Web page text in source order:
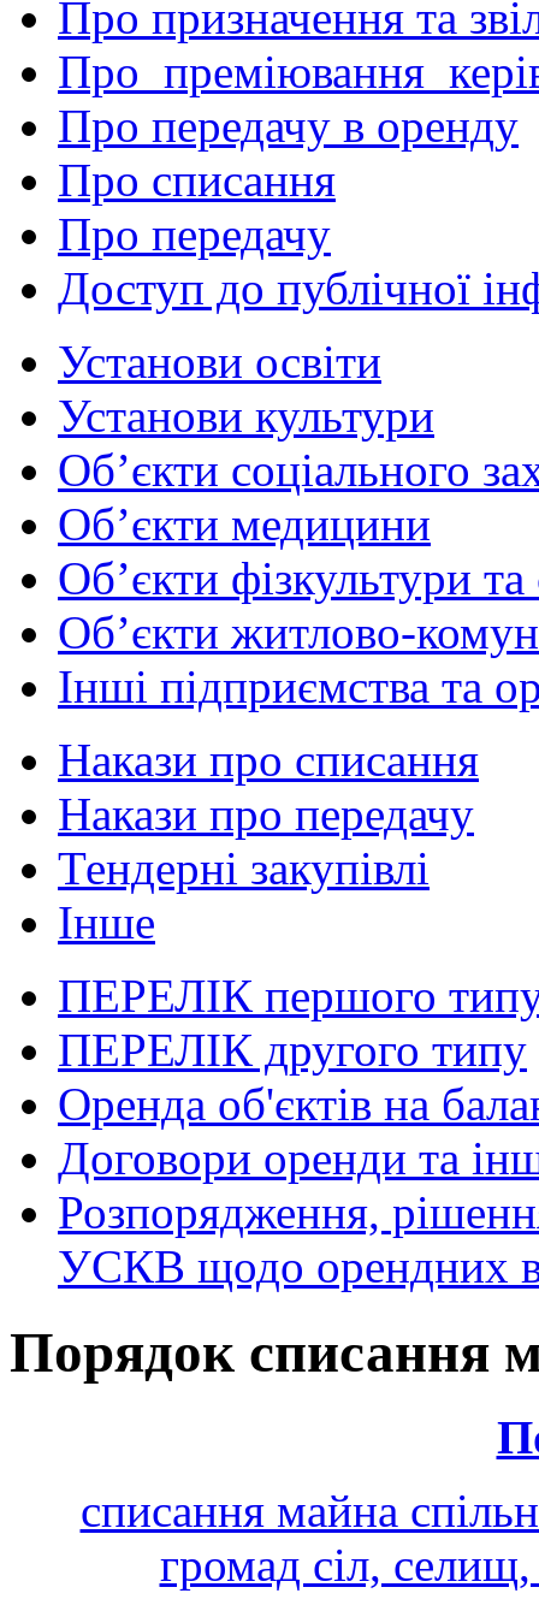
Про призначення та
Про преміювання
Про передачу в оренду
Про списання
Про передачу
Доступ до публічної
Установи освіти
Установи культури
Об’єкти соціального
Об’єкти медицини
Об’єкти фізкультури
Об’єкти житлово-
Інші підприємства та
Накази про списання
Накази про передачу
Тендерні закупівлі
Інше
ПЕРЕЛІК першого
ПЕРЕЛІК другого типу
Оренда об'єктів на
Договори оренди та
Розпорядження,
УСКВ щодо орендних
Порядок списання
списання майна
громад сіл, селищ,